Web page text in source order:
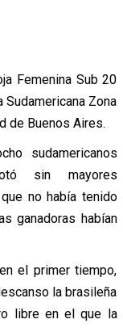
Femenina Sub 20
Zona
de Buenos Aires.
sudamericanos
sin mayores
no había tenido
ganadoras habían
el primer tiempo,
la brasileña
libre en el que la